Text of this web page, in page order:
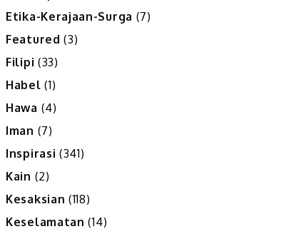
Etika-Kerajaan-Surga (7)
Featured (3)
Filipi (33)
Habel (1)
Hawa (4)
Iman (7)
Inspirasi (341)
Kain (2)
Kesaksian (118)
Keselamatan (14)